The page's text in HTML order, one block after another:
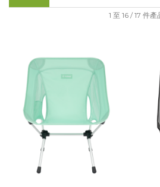
1 至 16 / 17 件產